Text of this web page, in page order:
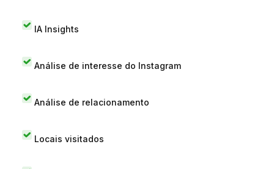
IA Insights
Análise de interesse do Instagram
Análise de relacionamento
Locais visitados